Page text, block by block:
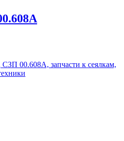
00.608А, запчасти к сеялкам,